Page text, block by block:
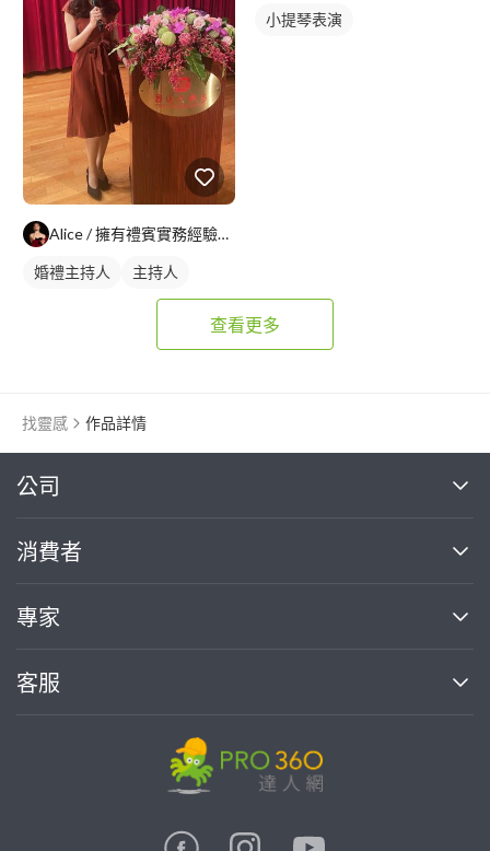
Alice / 擁有禮賓實務經驗的司儀主持人
婚禮主持人 主持人
小提琴表演
查看更多
找靈感 作品詳情
公司
關於我們
部落格
加入我們
消費者
買服務
熱門服務
專家
案件中心
客服
繼續完成